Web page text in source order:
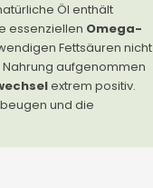
Öl enthält
essenziellen Omega-
Fettsäuren nicht
aufgenommen
extrem positiv.
und die